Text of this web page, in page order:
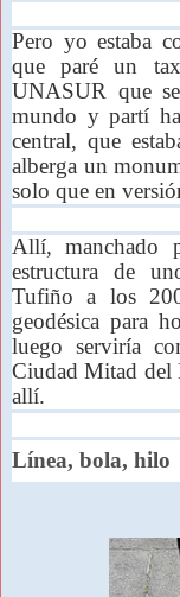
Pero yo estaba
que paré un
UNASUR que
mundo y partí
central, que
alberga un
solo que en
Allí, manchado
estructura de
Tufiño a los
geodésica para
luego serviría
Ciudad Mitad del
allí.
Línea, bola, hilo